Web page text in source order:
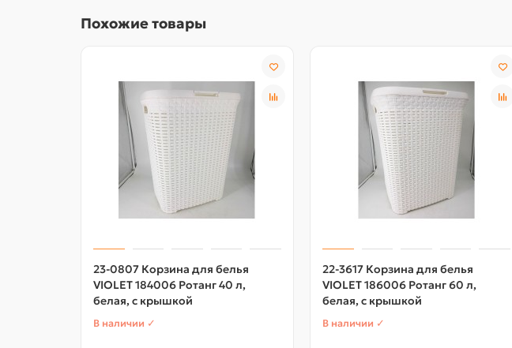
Похожие товары
23-0807 Корзина для белья
VIOLET 184006 Ротанг 40 л,
белая, с крышкой
В наличии ✓
22-3617 Корзина для белья
VIOLET 186006 Ротанг 60 л,
белая, с крышкой
В наличии ✓